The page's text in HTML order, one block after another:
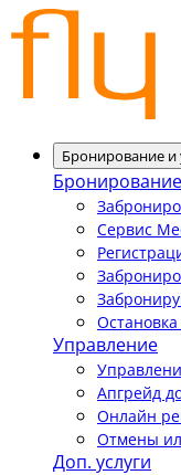
Бронирование и
Бронирование
Сервис
Управление
Апгрейд
Онлайн
Отмены
Доп. услуги